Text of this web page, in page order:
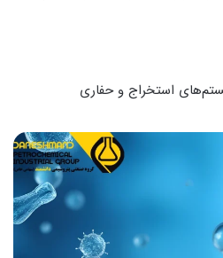
استخراج و حفاری